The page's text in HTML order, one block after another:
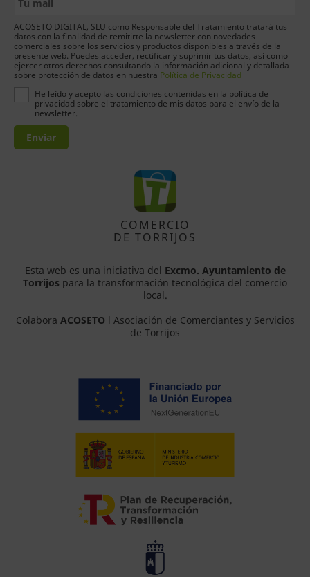
ACOSETO DIGITAL, SLU como Responsable del Tratamiento tratará tus
datos con la finalidad de remitirte la newsletter con novedades
comerciales sobre los servicios y productos disponibles a través de la
presente web. Puedes acceder, rectificar y suprimir tus datos, así como
ejercer otros derechos consultando la información adicional y detallada
sobre protección de datos en nuestra Política de Privacidad
He leído y acepto las condiciones contenidas en la política de
privacidad sobre el tratamiento de mis datos para el envío de la
newsletter.
Enviar
COMERCIO
DE TORRIJOS
Esta web es una iniciativa del Excmo. Ayuntamiento de
Torrijos para la transformación tecnológica del comercio
local.
Colabora ACOSETO l Asociación de Comerciantes y Servicios
de Torrijos